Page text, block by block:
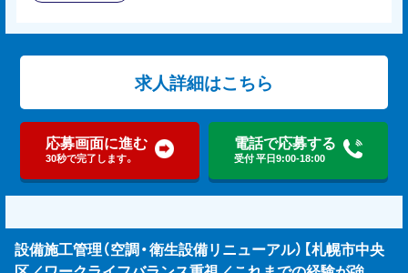
求人詳細はこちら
応募画面に進む
30秒で完了します。
電話で応募する
受付 平日9:00-18:00
設備施工管理（空調・衛生設備リニューアル）【札幌市中央